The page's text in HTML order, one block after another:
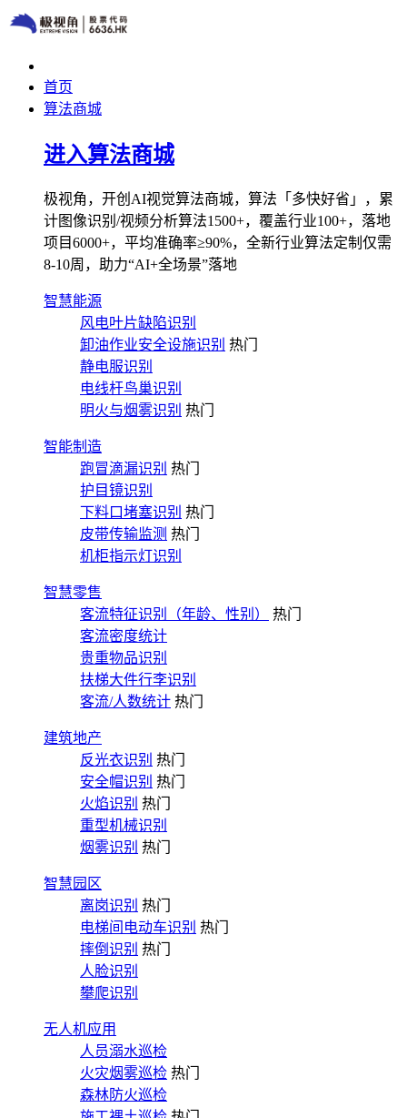
首页
算法商城
进入算法商城
极视角，开创AI视觉算法商城，算法「多快好省」，累
计图像识别/视频分析算法1500+，覆盖行业100+，落地
项目6000+，平均准确率≥90%，全新行业算法定制仅需
8-10周，助力“AI+全场景”落地
智慧能源
风电叶片缺陷识别
卸油作业安全设施识别 热门
静电服识别
电线杆鸟巢识别
明火与烟雾识别 热门
智能制造
跑冒滴漏识别 热门
护目镜识别
下料口堵塞识别 热门
皮带传输监测 热门
机柜指示灯识别
智慧零售
客流特征识别（年龄、性别）
热门
客流密度统计
贵重物品识别
扶梯大件行李识别
客流/人数统计 热门
建筑地产
反光衣识别 热门
安全帽识别 热门
火焰识别 热门
重型机械识别
烟雾识别 热门
智慧园区
离岗识别 热门
电梯间电动车识别 热门
摔倒识别 热门
人脸识别
攀爬识别
无人机应用
人员溺水巡检
火灾烟雾巡检 热门
森林防火巡检